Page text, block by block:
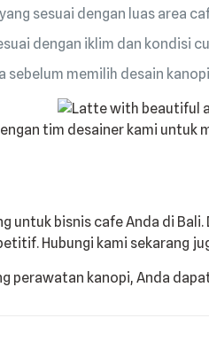
sesuai dengan luas area
dengan iklim dan kondisi
sebelum memilih desain
tim desainer kami untuk
untuk bisnis cafe Anda di
Hubungi kami sekarang
perawatan kanopi, Anda